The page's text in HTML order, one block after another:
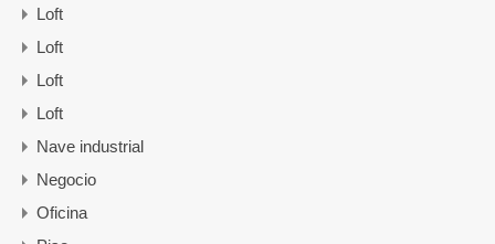
Loft
Loft
Loft
Loft
Nave industrial
Negocio
Oficina